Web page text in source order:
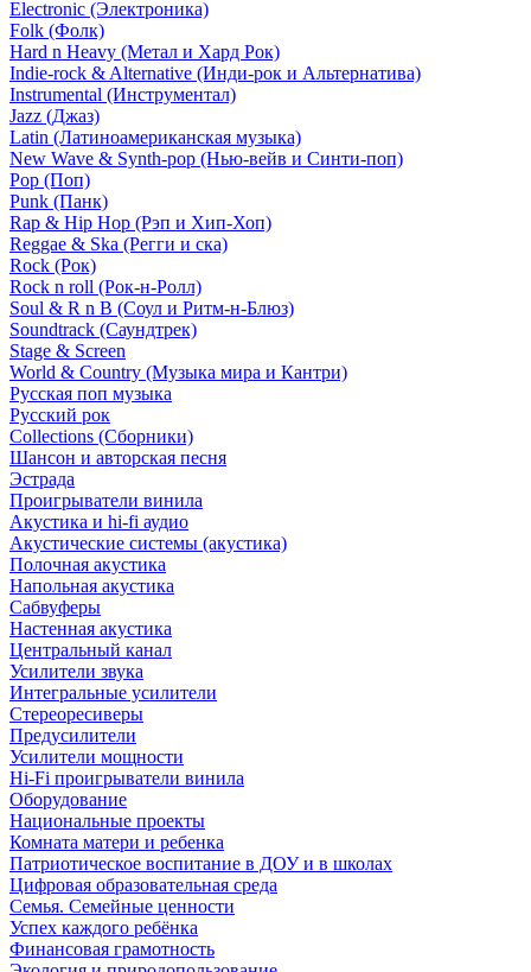
Electronic (Электроника)
Folk (Фолк)
Hard n Heavy (Метал и Хард Рок)
Indie-rock & Alternative (Инди-рок и Альтернатива)
Instrumental (Инструментал)
Jazz (Джаз)
Latin (Латиноамериканская музыка)
New Wave & Synth-pop (Нью-вейв и Синти-поп)
Pop (Поп)
Punk (Панк)
Rap & Hip Hop (Рэп и Хип-Хоп)
Reggae & Ska (Регги и ска)
Rock (Рок)
Rock n roll (Рок-н-Ролл)
Soul & R n B (Соул и Ритм-н-Блюз)
Soundtrack (Саундтрек)
Stage & Screen
World & Country (Музыка мира и Кантри)
Русская поп музыка
Русский рок
Сollections (Сборники)
Шансон и авторская песня
Эстрада
Проигрыватели винила
Акустика и hi-fi аудио
Акустические системы (акустика)
Полочная акустика
Напольная акустика
Сабвуферы
Настенная акустика
Центральный канал
Усилители звука
Интегральные усилители
Стереоресиверы
Предусилители
Усилители мощности
Hi-Fi проигрыватели винила
Оборудование
Национальные проекты
Комната матери и ребенка
Патриотическое воспитание в ДОУ и в школах
Цифровая образовательная среда
Семья. Семейные ценности
Успех каждого ребёнка
Финансовая грамотность